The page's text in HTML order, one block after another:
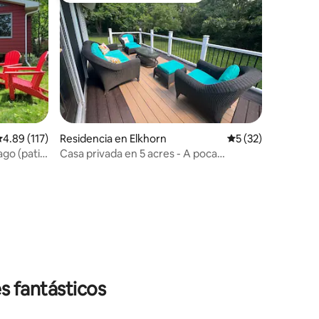
promedio: 4.89 de 5; 117 evaluaciones
4.89 (117)
(patio
Residencia en Elkhorn Calificación
5 (32)
Casa privada en 5 acres - A poca
fantásticos